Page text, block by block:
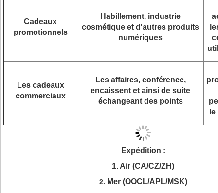
Cadeaux
promotionnels
Habillement, industrie
cosmétique et d'autres produits
numériques
Les cadeaux
commerciaux
Les affaires, conférence,
encaissent et ainsi de suite
échangeant des points
Expédition :
1. Air (CA/CZ/ZH)
2. Mer (OOCL/APL/MSK)